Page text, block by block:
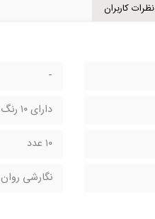
نظرات کاربران
-
دارای ۱۰ رنگ: مشکی/آبی/سبز/طوسی/قرمز/نارنجی/آبی روشن/قهوه ای/بنفش/سرمه ای
۱۰ عدد
نگارشی